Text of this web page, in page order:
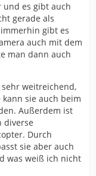
und es gibt auch
gerade als
gibt es
auch mit dem
man dann auch
sehr weitreichend,
sie auch beim
Außerdem ist
diverse
Durch
sie aber auch
was weiß ich nicht